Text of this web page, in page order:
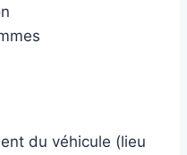
du véhicule (lieu